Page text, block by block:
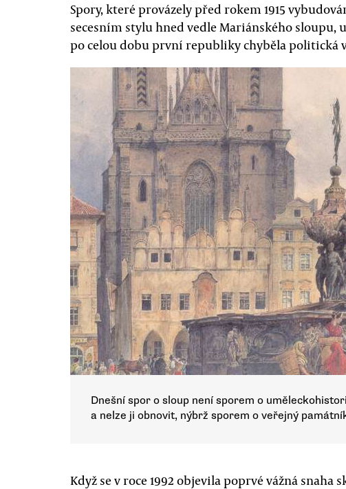
Spory, které provázely před rokem 1915
secesním stylu hned vedle Mariánského sloupu,
po celou dobu první republiky chyběla politická
Dnešní spor o sloup není sporem o
a nelze ji obnovit, nýbrž sporem o veřejný
Když se v roce 1992 objevila poprvé vážná